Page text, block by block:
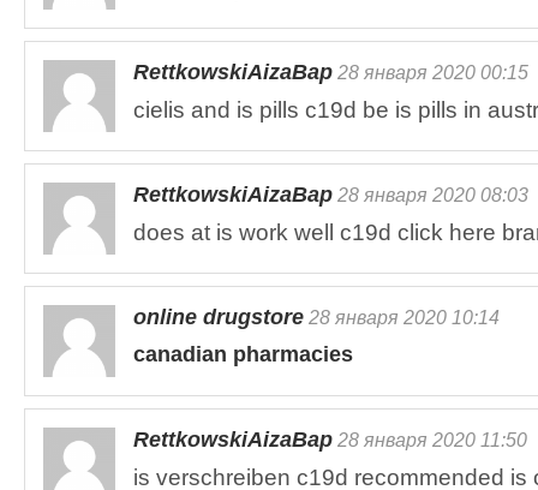
RettkowskiAizaBap 28 января 2020 00:15
cielis and is pills c19d be is pills in
RettkowskiAizaBap 28 января 2020 08:03
does at is work well c19d click here
online drugstore 28 января 2020 10:14
canadian pharmacies
RettkowskiAizaBap 28 января 2020 11:50
is verschreiben c19d recommended is